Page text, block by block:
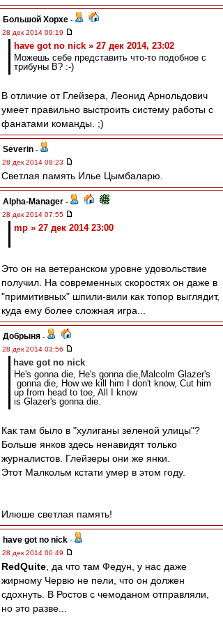
Большой Хорхе -
28 дек 2014 09:19
have got no nick » 27 дек 2014, 23:02
Можешь себе представить что-то подобное с
трибуны В? :-)
В отличие от Глейзера, Леонид Арнольдович
умеет правильно выстроить систему работы с
фанатами команды. ;)
Severin -
28 дек 2014 08:23
Светлая память Илье Цымбаларю.
Alpha-Manager -
28 дек 2014 07:55
mp » 27 дек 2014 23:00
Это он на ветеранском уровне удовольствие
получил. На современных скоростях он даже в
"примитивных" шпили-вили как топор выглядит,
куда ему более сложная игра...
Добрыня -
28 дек 2014 03:56
have got no nick
He's gonna die, He's gonna die,Malcolm Glazer's
gonna die, How we kill him I don't know, Cut him
up from head to toe, All I know
is Glazer's gonna die.
Как там было в "хулиганы зеленой улицы"?
Больше янков здесь ненавидят только
журналистов. Глейзеры они же янки.
Этот Малкольм кстати умер в этом году.
Илюше светлая память!
have got no nick -
28 дек 2014 00:49
RedQuite , да что там Федун, у нас даже
жирному Червю не пели, что он должен
сдохнуть. В Ростов с чемоданом отправляли,
но это разве...